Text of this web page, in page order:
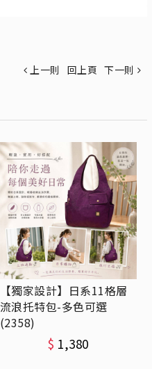
上一則 回上頁 下一則
【獨家設計】日系11格層
流浪托特包-多色可選
(2358)
$ 1,380